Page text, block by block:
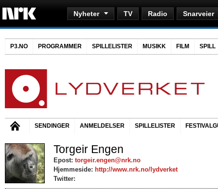
Nyheter TV Radio Snarveier
P3.NO PROGRAMMER SPILLELISTER MUSIKK FILM SPILL
SENDINGER ANMELDELSER SPILLELISTER
Torgeir Engen
Epost: torgeir.engen@nrk.no
Hjemmeside: http://www.nrk.no/lydverket
Twitter: